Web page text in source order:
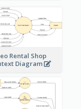
Rental Shop
Diagram